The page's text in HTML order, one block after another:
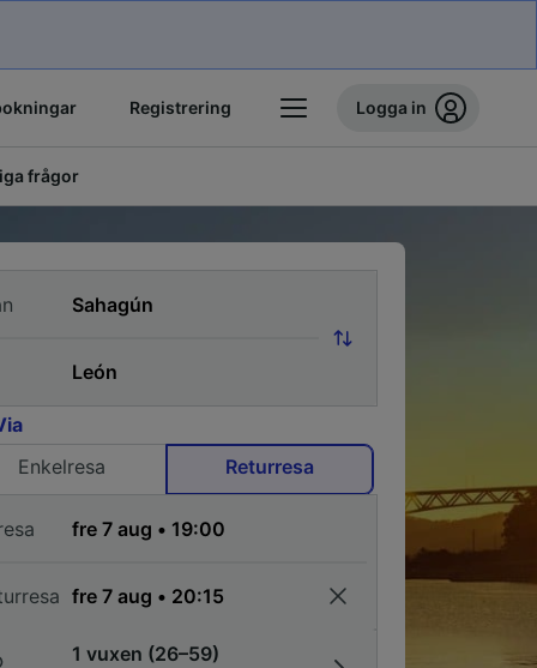
Registrering Logga in
frågor
Enkelresa
Returresa
1 vuxen (26–59)